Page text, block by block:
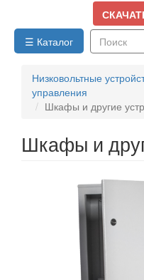
☰ Каталог
Низковольтные
управления
Шкафы и другие
Шкафы и